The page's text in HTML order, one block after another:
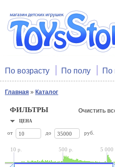
По возрасту По полу По
Главная » Каталог
Очистить
ФИЛЬТРЫ
ЦЕНА
от до руб.
5 000
500 р.
10 р.